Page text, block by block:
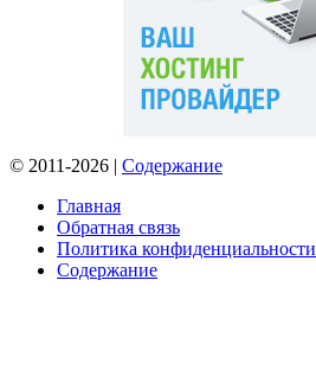
© 2011-2026 | Содержание
Главная
Обратная связь
Политика конфиденциальности
Содержание